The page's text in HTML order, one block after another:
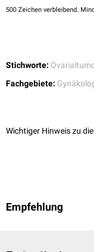
gesteigert.
500 Zeichen verbleibend.
Stichworte:
Fachgebiete:
Wichtiger Hinweis zu
Empfehlung